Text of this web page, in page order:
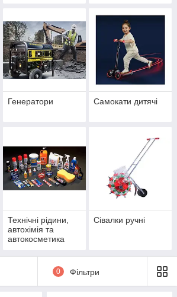
Генератори Самокати дитячі
Технічні рідини,
автохімія та
автокосметика
Сівалки ручні
0 Фільтри